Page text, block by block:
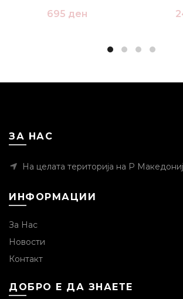
695 ден
ЗА НАС
На целата територија на Р
ИНФОРМАЦИИ
За Нас
Новости
Контакт
ДОБРО Е ДА ЗНАЕТЕ